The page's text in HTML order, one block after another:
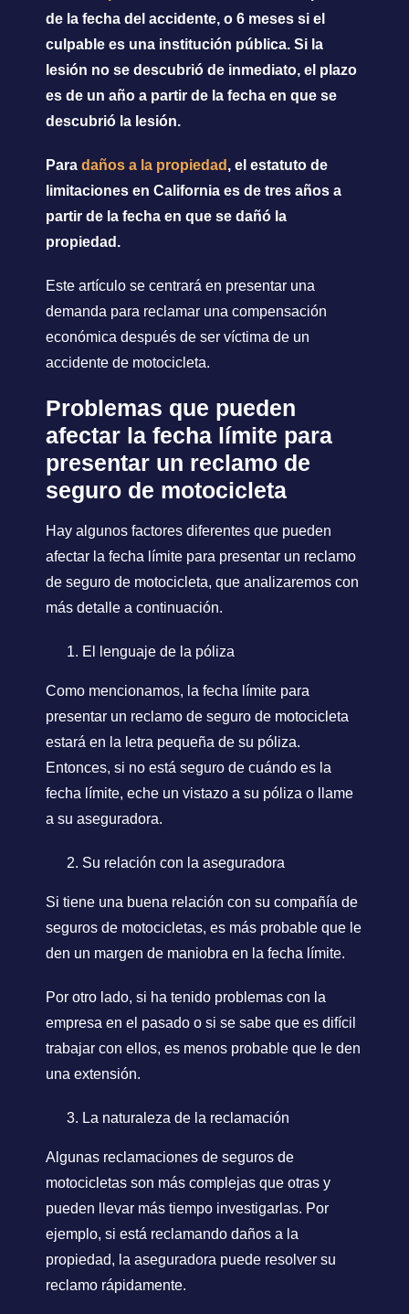
de la fecha del accidente, o 6 meses si el
culpable es una institución pública. Si la
lesión no se descubrió de inmediato, el plazo
es de un año a partir de la fecha en que se
descubrió la lesión.
Para daños a la propiedad , el estatuto de
limitaciones en California es de tres años a
partir de la fecha en que se dañó la
propiedad.
Este artículo se centrará en presentar una
demanda para reclamar una compensación
económica después de ser víctima de un
accidente de motocicleta.
Problemas que pueden
afectar la fecha límite para
presentar un reclamo de
seguro de motocicleta
Hay algunos factores diferentes que pueden
afectar la fecha límite para presentar un reclamo
de seguro de motocicleta, que analizaremos con
más detalle a continuación.
El lenguaje de la póliza
Como mencionamos, la fecha límite para
presentar un reclamo de seguro de motocicleta
estará en la letra pequeña de su póliza.
Entonces, si no está seguro de cuándo es la
fecha límite, eche un vistazo a su póliza o llame
a su aseguradora.
Su relación con la aseguradora
Si tiene una buena relación con su compañía de
seguros de motocicletas, es más probable que le
den un margen de maniobra en la fecha límite.
Por otro lado, si ha tenido problemas con la
empresa en el pasado o si se sabe que es difícil
trabajar con ellos, es menos probable que le den
una extensión.
La naturaleza de la reclamación
Algunas reclamaciones de seguros de
motocicletas son más complejas que otras y
pueden llevar más tiempo investigarlas. Por
ejemplo, si está reclamando daños a la
propiedad, la aseguradora puede resolver su
reclamo rápidamente.